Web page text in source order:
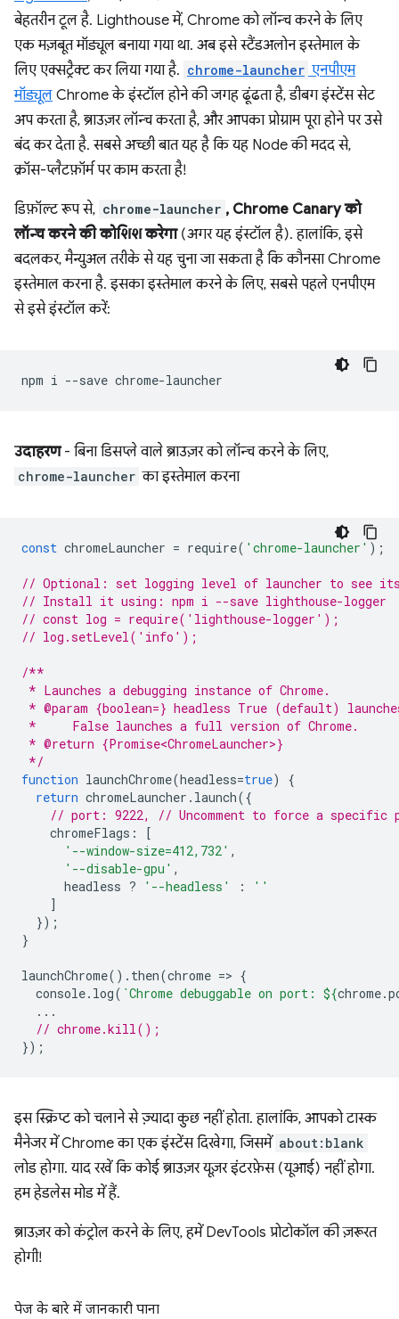
बेहतरीन टूल है. Lighthouse में, Chrome को लॉन्च करने के लिए
एक मज़बूत मॉड्यूल बनाया गया था. अब इसे स्टैंडअलोन इस्तेमाल के
लिए एक्सट्रैक्ट कर लिया गया है. chrome-launcher एनपीएम
मॉड्यूल Chrome के इंस्टॉल होने की जगह ढूंढता है, डीबग इंस्टेंस सेट
अप करता है, ब्राउज़र लॉन्च करता है, और आपका प्रोग्राम पूरा होने पर उसे
बंद कर देता है. सबसे अच्छी बात यह है कि यह Node की मदद से,
क्रॉस-प्लैटफ़ॉर्म पर काम करता है!
डिफ़ॉल्ट रूप से, chrome-launcher , Chrome Canary को
लॉन्च करने की कोशिश करेगा(अगर यह इंस्टॉल है). हालांकि, इसे
बदलकर, मैन्युअल तरीके से यह चुना जा सकता है कि कौनसा Chrome
इस्तेमाल करना है. इसका इस्तेमाल करने के लिए, सबसे पहले एनपीएम
से इसे इंस्टॉल करें:
npm i --save
उदाहरण- बिना डिसप्ले वाले ब्राउज़र को लॉन्च करने के लिए,
chrome-launcher का इस्तेमाल करना
const chromeLauncher = require( 'chrome-launcher' );
// Optional: set logging level of launcher to see
// Install it using: npm i --save lighthouse-logger
// const log = require('lighthouse-logger');
// log.setLevel('info');
/**
* Launches a debugging instance of Chrome.
* @param {boolean=} headless True (default)
*     False launches a full version of Chrome.
* @return {Promise<ChromeLauncher>}
*/
function launchChrome(headless=true)
{
return chromeLauncher . launch({
// port: 9222, // Uncomment to force a specific
chromeFlags :
[
'--window-size=412,732' ,
'--disable-gpu' ,
headless ? '--headless' :
''
]
});
}
launchChrome(). then(chrome => {
console. log( `Chrome debuggable on port: ${chrome.
...
// chrome.kill();
});
इस स्क्रिप्ट को चलाने से ज़्यादा कुछ नहीं होता. हालांकि, आपको टास्क
मैनेजर में Chrome का एक इंस्टेंस दिखेगा, जिसमें about:blank
लोड होगा. याद रखें कि कोई ब्राउज़र यूज़र इंटरफ़ेस (यूआई) नहीं होगा.
हम हेडलेस मोड में हैं.
ब्राउज़र को कंट्रोल करने के लिए, हमें DevTools प्रोटोकॉल की ज़रूरत
होगी!
पेज के बारे में जानकारी पाना